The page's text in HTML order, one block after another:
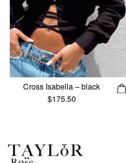
Cross Isabella – black
$175.50